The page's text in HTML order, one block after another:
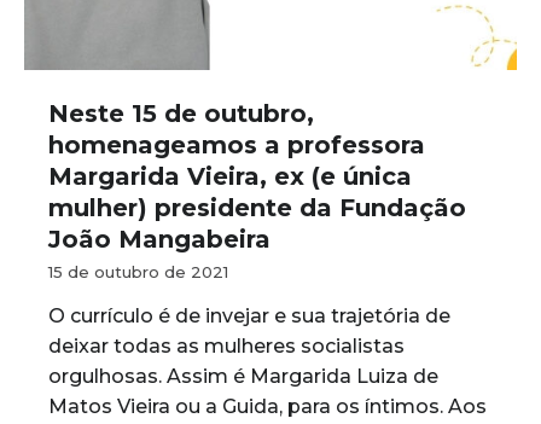
Neste 15 de outubro,
homenageamos a professora
Margarida Vieira, ex (e única
mulher) presidente da Fundação
João Mangabeira
15 de outubro de 2021
O currículo é de invejar e sua trajetória de
deixar todas as mulheres socialistas
orgulhosas. Assim é Margarida Luiza de
Matos Vieira ou a Guida, para os íntimos. Aos